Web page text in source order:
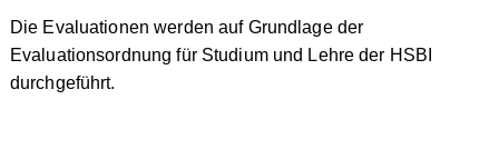
Die Evaluationen werden auf Grundlage der
Evaluationsordnung für Studium und Lehre der HSBI
durchgeführt.